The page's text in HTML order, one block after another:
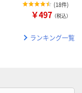
(18件)
￥497 （税込）
ランキング一覧